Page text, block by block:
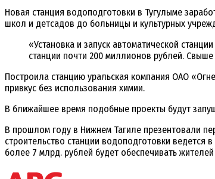
Новая станция водоподготовки в Тугулыме
школ и детсадов до больницы и культурных
«Установка и запуск автоматической
станции почти 200 миллионов рублей.
Построила станцию уральская компания ОАО
привкус без использования химии.
В ближайшее время подобные проекты будут
В прошлом году в Нижнем Тагиле презентовали
строительство станции водоподготовки
более 7 млрд. рублей будет обеспечивать